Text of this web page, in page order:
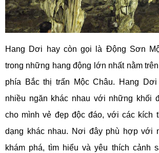
Hang Dơi hay còn gọi là Động Sơn
trong những hang động lớn nhất nằm
phía Bắc thị trấn Mộc Châu. Hang
nhiều ngăn khác nhau với những khối
cho mình vẻ đẹp độc đáo, với các kích
dạng khác nhau. Nơi đây phù hợp với
khám phá, tìm hiểu và yêu thích cảnh